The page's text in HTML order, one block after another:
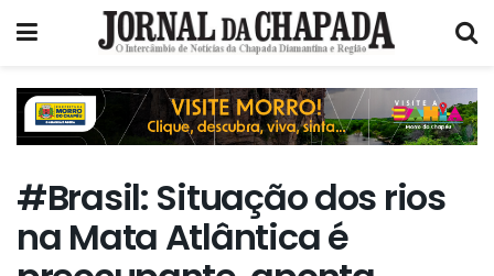
#Brasil: Situação dos rios
na Mata Atlântica é